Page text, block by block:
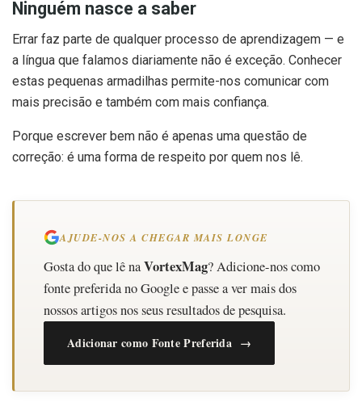
Ninguém nasce a saber
Errar faz parte de qualquer processo de aprendizagem — e
a língua que falamos diariamente não é exceção. Conhecer
estas pequenas armadilhas permite-nos comunicar com
mais precisão e também com mais confiança.
Porque escrever bem não é apenas uma questão de
correção: é uma forma de respeito por quem nos lê.
AJUDE-NOS A CHEGAR MAIS LONGE
Gosta do que lê naVortexMag? Adicione-nos como
fonte preferida no Google e passe a ver mais dos
nossos artigos nos seus resultados de pesquisa.
Adicionar como Fonte Preferida →